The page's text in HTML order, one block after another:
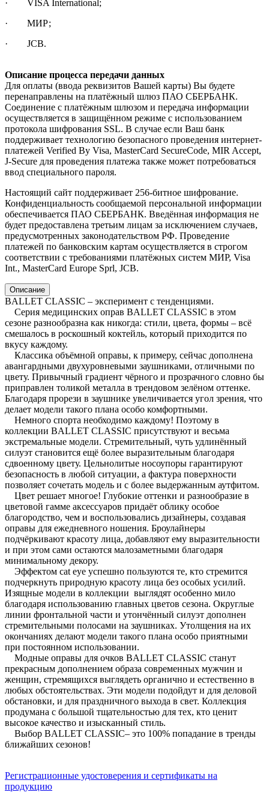
· VISA International;
· МИР;
· JCB.
Описание процесса передачи данных
Для оплаты (ввода реквизитов Вашей карты) Вы будете
перенаправлены на платёжный шлюз ПАО СБЕРБАНК.
Соединение с платёжным шлюзом и передача информации
осуществляется в защищённом режиме с использованием
протокола шифрования SSL. В случае если Ваш банк
поддерживает технологию безопасного проведения интернет-
платежей Verified By Visa, MasterCard SecureCode, MIR Accept,
J-Secure для проведения платежа также может потребоваться
ввод специального пароля.
Настоящий сайт поддерживает 256-битное шифрование.
Конфиденциальность сообщаемой персональной информации
обеспечивается ПАО СБЕРБАНК. Введённая информация не
будет предоставлена третьим лицам за исключением случаев,
предусмотренных законодательством РФ. Проведение
платежей по банковским картам осуществляется в строгом
соответствии с требованиями платёжных систем МИР, Visa
Int., MasterCard Europe Sprl, JCB.
Описание
BALLET CLASSIC – эксперимент с тенденциями.
Серия медицинских оправ BALLET CLASSIC в этом
сезоне разнообразна как никогда: стили, цвета, формы – всё
смешалось в роскошный коктейль, который приходится по
вкусу каждому.
Классика объёмной оправы, к примеру, сейчас дополнена
авангардными двухуровневыми заушниками, отличными по
цвету. Привычный градиент чёрного и прозрачного словно бы
приправлен толикой металла в трендовом зелёном оттенке.
Благодаря прорези в заушнике увеличивается угол зрения, что
делает модели такого плана особо комфортными.
Немного спорта необходимо каждому! Поэтому в
коллекции BALLET CLASSIC присутствуют и весьма
экстремальные модели. Стремительный, чуть удлинённый
силуэт становится ещё более выразительным благодаря
сдвоенному цвету. Цельнолитые носоупоры гарантируют
безопасность в любой ситуации, а фактура поверхности
позволяет сочетать модель и с более выдержанным аутфитом.
Цвет решает многое! Глубокие оттенки и разнообразие в
цветовой гамме аксессуаров придаёт облику особое
благородство, чем и воспользовались дизайнеры, создавая
оправы для ежедневного ношения. Броулайнеры
подчёркивают красоту лица, добавляют ему выразительности
и при этом сами остаются малозаметными благодаря
минимальному декору.
Эффектом cat eye успешно пользуются те, кто стремится
подчеркнуть природную красоту лица без особых усилий.
Изящные модели в коллекции выглядят особенно мило
благодаря использованию главных цветов сезона. Округлые
линии фронтальной части и утончённый силуэт дополнен
стремительными полосами на заушниках. Утолщения на их
окончаниях делают модели такого плана особо приятными
при постоянном использовании.
Модные оправы для очков BALLET CLASSIC станут
прекрасным дополнением образа современных мужчин и
женщин, стремящихся выглядеть органично и естественно в
любых обстоятельствах. Эти модели подойдут и для деловой
обстановки, и для праздничного выхода в свет. Коллекция
продумана с большой тщательностью для тех, кто ценит
высокое качество и изысканный стиль.
Выбор BALLET CLASSIC– это 100% попадание в тренды
ближайших сезонов!
Регистрационные удостоверения и сертификаты на
продукцию